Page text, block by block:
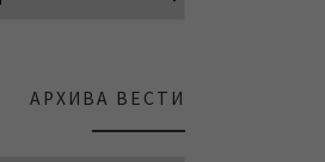
АРХИВА ВЕСТИ